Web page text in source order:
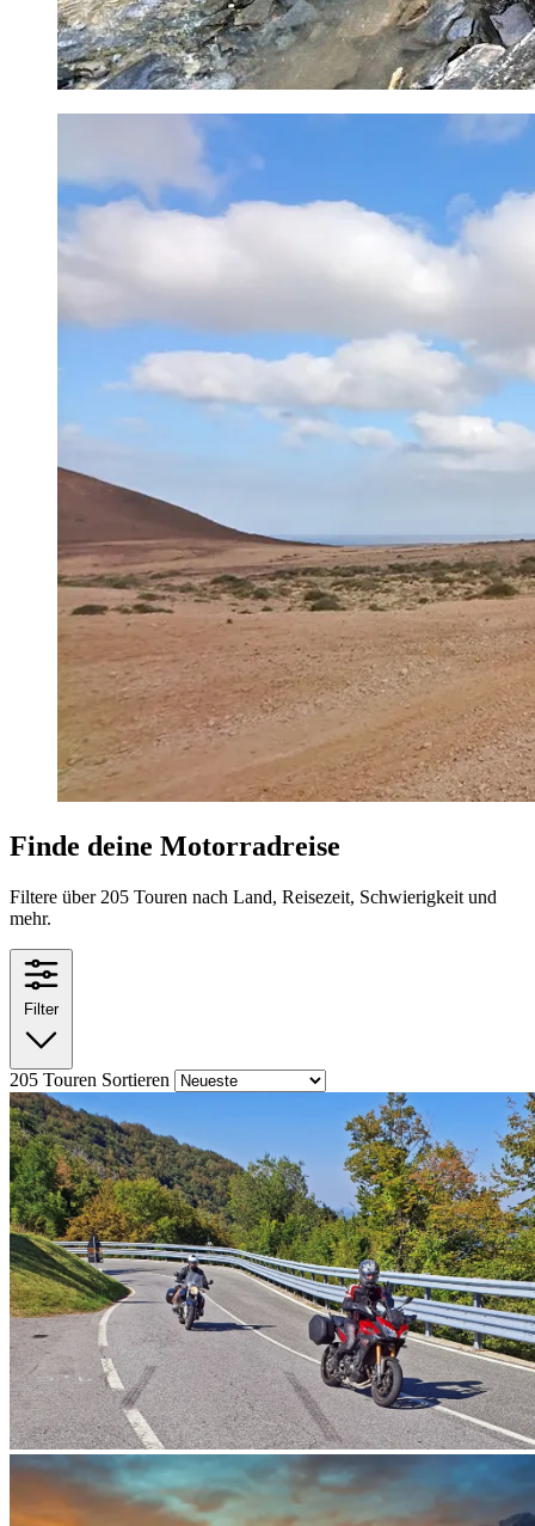
Finde deine Motorradreise
Filtere über 205 Touren nach Land, Reisezeit, Schwierigkeit und
mehr.
Filter
205 Touren Sortieren